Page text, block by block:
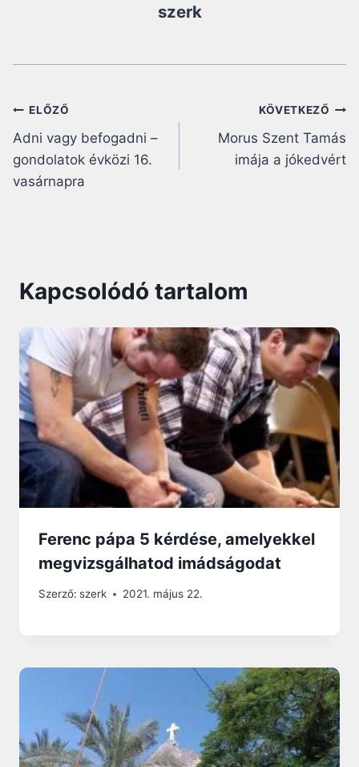
szerk
Bejegyzés
navigáció
ELŐZŐ
Adni vagy befogadni –
gondolatok évközi 16.
vasárnapra
KÖVETKEZŐ
Morus Szent Tamás
imája a jókedvért
Kapcsolódó tartalom
Ferenc pápa 5 kérdése, amelyekkel
megvizsgálhatod imádságodat
Szerző: szerk 2021. május 22.